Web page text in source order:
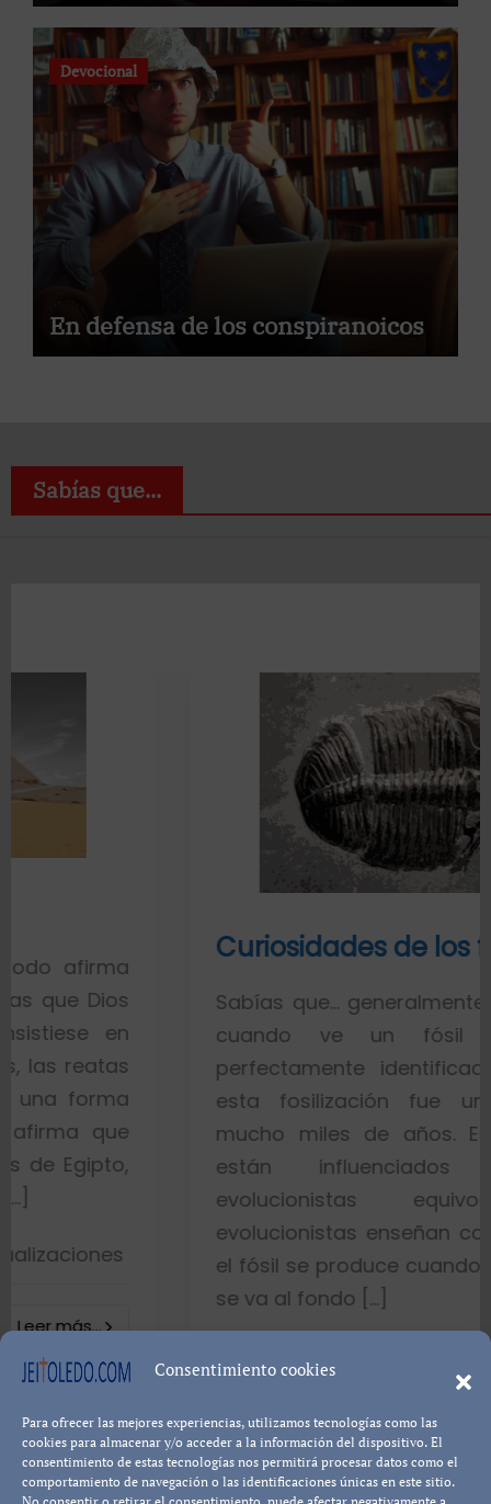
Consentimiento cookies
Para ofrecer las mejores experiencias, utilizamos tecnologías como las
cookies para almacenar y/o acceder a la información del dispositivo. El
consentimiento de estas tecnologías nos permitirá procesar datos como el
comportamiento de navegación o las identificaciones únicas en este sitio.
Devocional
En defensa de los conspiranoicos
Sabías que...
Curiosidades de los fósiles
Sabías que… generalmente toda la
cuando ve un fósil de un
perfectamente identificado piensa
esta fosilización fue un proceso
mucho miles de años. Esto es
están influenciados por
evolucionistas equivocadas.
evolucionistas enseñan con gráficos
el fósil se produce cuando el pez
se va al fondo […]
Pablo Blanco Leer más...